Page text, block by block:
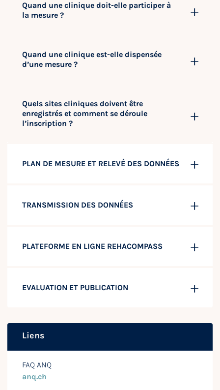
Quand une clinique doit-elle participer à
la mesure ?
Quand une clinique est-elle dispensée
d’une mesure ?
Quels sites cliniques doivent être
enregistrés et comment se déroule
l’inscription ?
PLAN DE MESURE ET RELEVÉ DES DONNÉES
TRANSMISSION DES DONNÉES
PLATEFORME EN LIGNE REHACOMPASS
EVALUATION ET PUBLICATION
Liens
FAQ ANQ
anq.ch